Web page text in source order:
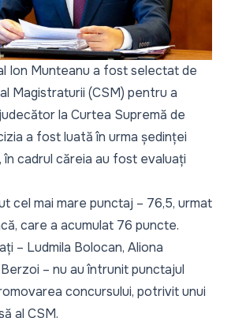
Ion Munteanu a fost selectat de
Magistraturii (CSM) pentru a
la Curtea Supremă de
a fost luată în urma ședinței
în cadrul căreia au fost evaluați
cel mai mare punctaj – 76,5, urmat
care a acumulat 76 puncte.
– Ludmila Bolocan, Aliona
– nu au întrunit punctajul
concursului, potrivit unui
al CSM.